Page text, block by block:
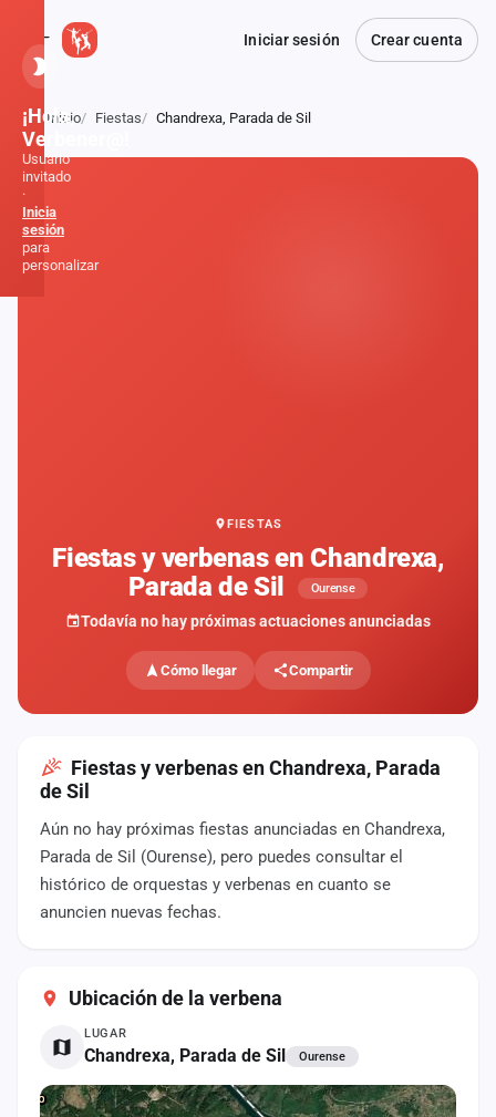
Iniciar sesión Crear cuenta
Atrás
Inicio Fiestas Chandrexa, Parada de Sil
FIESTAS
Fiestas y verbenas en Chandrexa,
Parada de Sil
Ourense
Todavía no hay próximas actuaciones anunciadas
Cómo llegar Compartir
Fiestas y verbenas en Chandrexa, Parada
de Sil
Aún no hay próximas fiestas anunciadas en Chandrexa,
Parada de Sil (Ourense), pero puedes consultar el
histórico de orquestas y verbenas en cuanto se
anuncien nuevas fechas.
Ubicación de la verbena
LUGAR
Chandrexa, Parada de Sil Ourense
¡Hola,
Verbener@!
Usuario
invitado
·
Inicia
sesión
para
personalizar
fiestas
Componentes
Agencias
Rankings
Anuncios
Crear
cuenta
Administración
Contacto